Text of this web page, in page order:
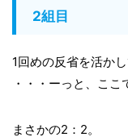
2組目
1回めの反省を活か
・・・ーっと、ここ
まさかの2：2。